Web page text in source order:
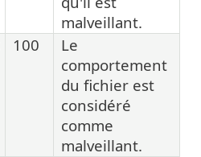
malveillant.
100
Le
comportement
du fichier est
considéré
comme
malveillant.